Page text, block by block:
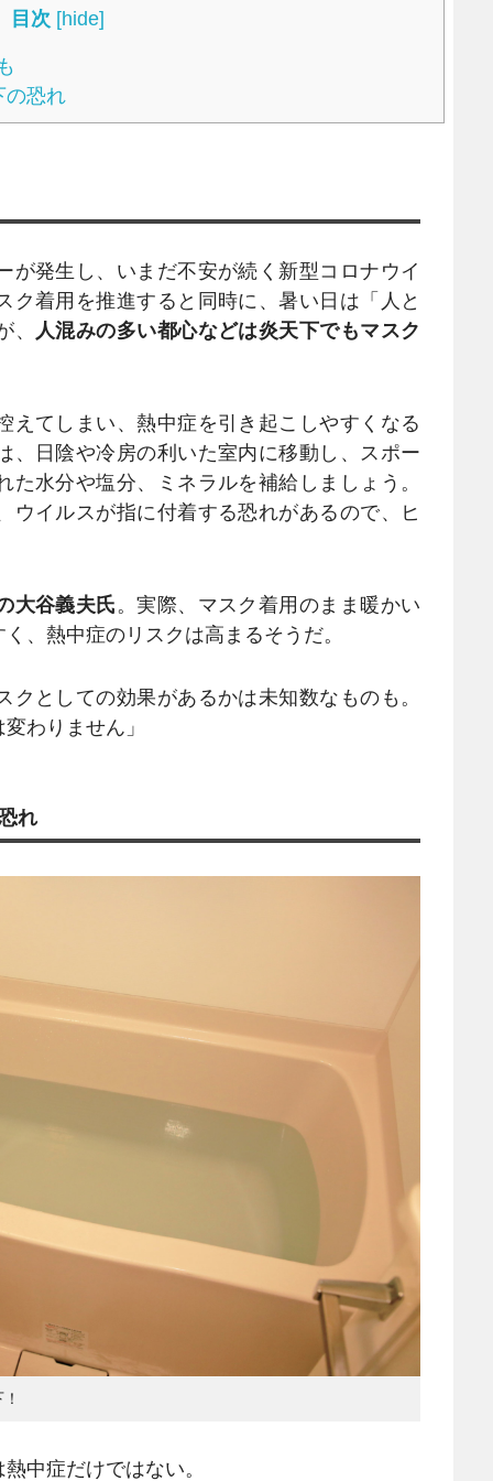
目次 [hide]
の恐れ
発生し、いまだ不安が続く新型コロナウイ
ク着用を推進すると同時に、暑い日は「人と
、 人混みの多い都心などは炎天下でもマスク
えてしまい、熱中症を引き起こしやすくなる
、日陰や冷房の利いた室内に移動し、スポー
水分や塩分、ミネラルを補給しましょう。
ウイルスが指に付着する恐れがあるので、ヒ
大谷義夫氏。実際、マスク着用のまま暖かい
、熱中症のリスクは高まるそうだ。
としての効果があるかは未知数なものも。
わりません」
れ
中症だけではない。